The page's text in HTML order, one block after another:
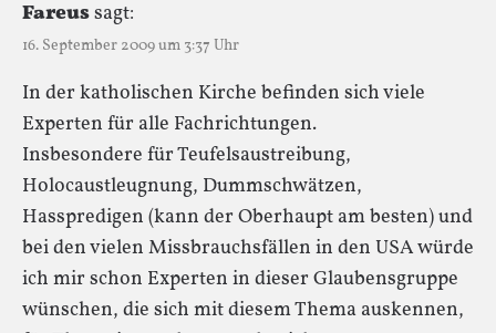
Fareussagt:
16. September 2009 um 3:37 Uhr
In der katholischen Kirche befinden sich viele
Experten für alle Fachrichtungen.
Insbesondere für Teufelsaustreibung,
Holocaustleugnung, Dummschwätzen,
Hasspredigen (kann der Oberhaupt am besten) und
bei den vielen Missbrauchsfällen in den USA würde
ich mir schon Experten in dieser Glaubensgruppe
wünschen, die sich mit diesem Thema auskennen,